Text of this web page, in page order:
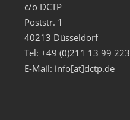
c/o DCTP
Poststr. 1
40213 Düsseldorf
Tel: +49 (0)211 13 99 223
E-Mail: info[at]dctp.de